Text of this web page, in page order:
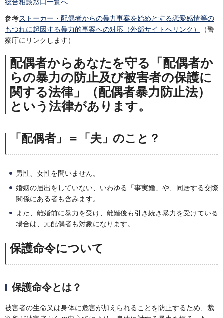
総合相談窓口一覧へ
参考ストーカー・配偶者からの暴力事案を始めとする恋愛感情等の
もつれに起因する暴力的事案への対応（外部サイトへリンク）
（警
察庁にリンクします）
配偶者からあなたを守る「配偶者か
らの暴力の防止及び被害者の保護に
関する法律」（配偶者暴力防止法）
という法律があります。
「配偶者」＝「夫」のこと？
男性、女性を問いません。
婚姻の届出をしていない、いわゆる「事実婚」や、同居する交際
関係にある者も含みます。
また、離婚前に暴力を受け、離婚後も引き続き暴力を受けている
場合は、元配偶者も対象になります。
保護命令について
保護命令とは？
被害者の生命又は身体に危害が加えられることを防止するため、裁